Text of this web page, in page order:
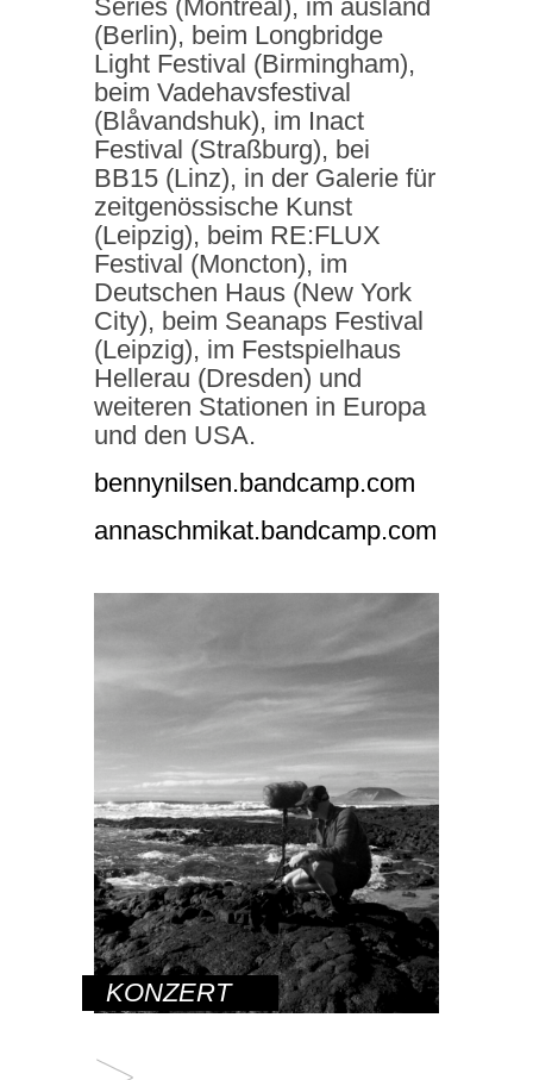
Series (Montreal), im ausland
(Berlin), beim Longbridge
Light Festival (Birmingham),
beim Vadehavsfestival
(Blåvandshuk), im Inact
Festival (Straßburg), bei
BB15 (Linz), in der Galerie für
zeitgenössische Kunst
(Leipzig), beim RE:FLUX
Festival (Moncton), im
Deutschen Haus (New York
City), beim Seanaps Festival
(Leipzig), im Festspielhaus
Hellerau (Dresden) und
weiteren Stationen in Europa
und den USA.
bennynilsen.bandcamp.com
annaschmikat.bandcamp.com
KONZERT